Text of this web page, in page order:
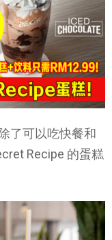
了可以吃快餐和
Recipe 的蛋糕